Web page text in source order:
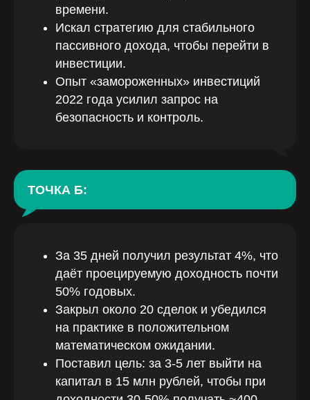
времени.
Искал стратегию для стабильного
пассивного дохода, чтобы перейти в
инвестиции.
Опыт «замороженных» инвестиций
2022 года усилил запрос на
безопасность и контроль.
ТОЧКА Б:
За 35 дней получил результат 4%, что
даёт проецируемую доходность почти
50% годовых.
Закрыл около 20 сделок и убедился
на практике в положительном
математическом ожидании.
Поставил цель: за 3-5 лет выйти на
капитал в 15 млн рублей, чтобы при